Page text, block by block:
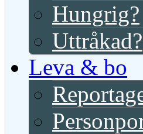
Hungrig?
Uttråkad?
Leva & bo